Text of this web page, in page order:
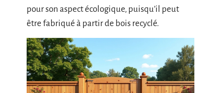
pour son aspect écologique, puisqu’il peut
être fabriqué à partir de bois recyclé.